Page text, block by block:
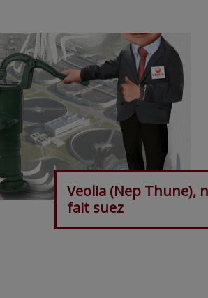
Veolia (Nep Thune),
fait suez